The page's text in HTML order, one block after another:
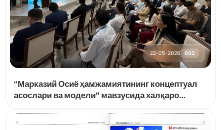
22-05-2026 603
“Марказий Осиё ҳамжамиятининг концептуал
асослари ва модели” мавзусида халқаро